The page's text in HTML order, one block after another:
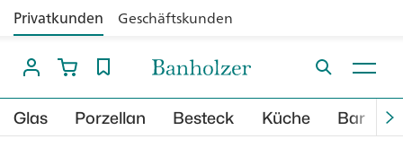
Privatkunden Geschäftskunden
Glas Porzellan Besteck Küche Bar